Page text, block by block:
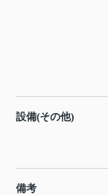
設備(その他)
備考